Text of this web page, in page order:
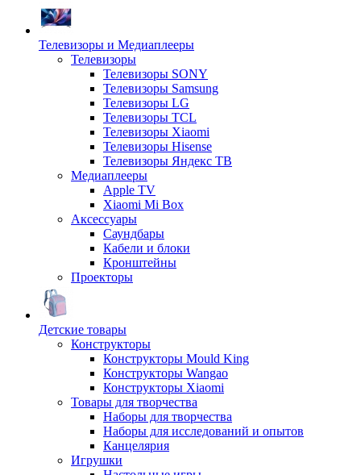
Телевизоры и Медиаплееры
Телевизоры
Телевизоры SONY
Телевизоры Samsung
Телевизоры LG
Телевизоры TCL
Телевизоры Xiaomi
Телевизоры Hisense
Телевизоры Яндекс ТВ
Медиаплееры
Apple TV
Xiaomi Mi Box
Аксессуары
Саундбары
Кабели и блоки
Кронштейны
Проекторы
Детские товары
Конструкторы
Конструкторы Mould King
Конструкторы Wangao
Конструкторы Xiaomi
Товары для творчества
Наборы для творчества
Наборы для исследований и опытов
Канцелярия
Игрушки